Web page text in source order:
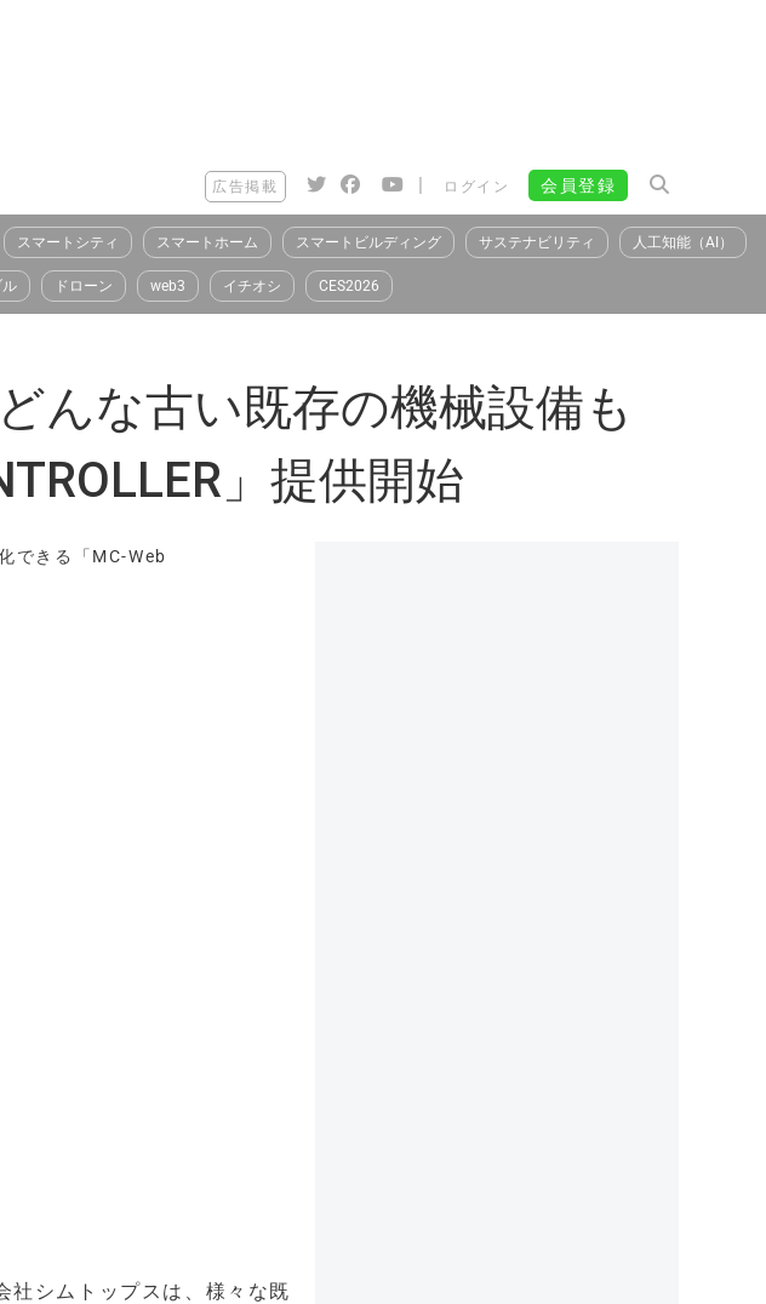
広告掲載 | ログイン 会員登録
スマートシティ スマートホーム スマートビルディング サステナビリティ 人工知能（AI）
ル ドローン web3 イチオシ CES2026
んな古い既存の機械設備も
」提供開始
できる「MC-Web
社シムトップスは、様々な既